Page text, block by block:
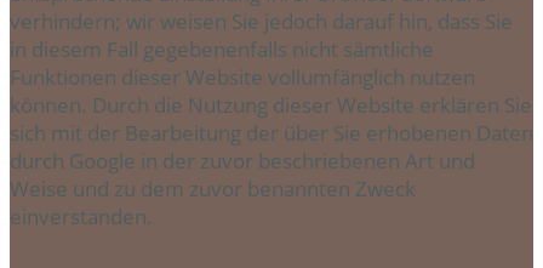
verhindern; wir weisen Sie jedoch darauf hin, dass Sie
in diesem Fall gegebenenfalls nicht sämtliche
Funktionen dieser Website vollumfänglich nutzen
können. Durch die Nutzung dieser Website erklären Sie
sich mit der Bearbeitung der über Sie erhobenen Daten
durch Google in der zuvor beschriebenen Art und
Weise und zu dem zuvor benannten Zweck
einverstanden.